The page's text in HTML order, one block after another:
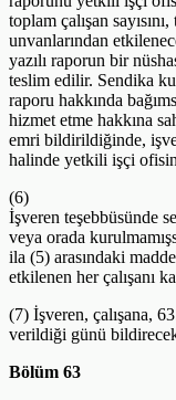
toplam çalışan
unvanlarından
yazılı raporun bir
teslim edilir. Sendika
raporu hakkında
hizmet etme hakkına
emri bildirildiğinde,
halinde yetkili işçi
(6)
İşveren teşebbüsünde
veya orada
ila (5) arasındaki
etkilenen her çalışanı
(7) İşveren, çalışana,
verildiği günü
Bölüm 63